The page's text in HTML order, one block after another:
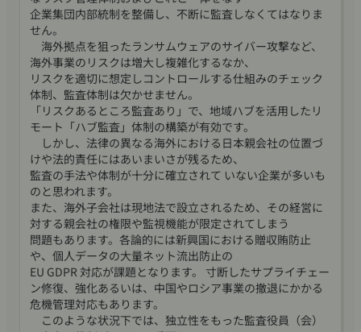
企業集団内部統制を整備し、不断に監査しなくてはなりま
せん。
海外拠点を狙ったランサムウェアのサイバー攻撃など、
海外事業のリスクは増大し複雑化するなか、
リスクを適切に想定しコントロールする仕組みのチェック
体制、監査体制は欠かせません。
「リスクあるところ監査あり」で、地域ハブを活用したリ
モート「ハブ監査」体制の構築が有効です。
しかし、法律の異なる海外における日本親会社の位置づ
けや法的責任にはあいまいさが残るため、
監査の手法や体制が十分に確立されて いない企業が多いも
のと思われます。
また、海外子会社は現地法で設立されるため、その経営に
対する親会社の権限や監視機能が限定されてしまう
問題もあります。各論的には新興国における贈収賄防止
や、個人データの大量ネット流出防止の
EU GDPR 対応が課題となります。 寸断したサプライチェー
ン修復、強化あるいは、中国やロシア事業の撤退にかかる
危機管理対応もあります。
このような状況下では、独立性をもった監査役員（会）